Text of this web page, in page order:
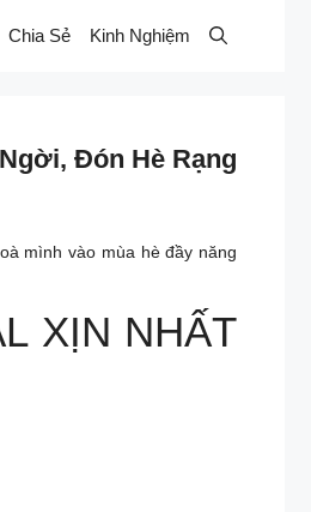
Chia Sẻ Kinh Nghiệm
Đón Hè Rạng
mình vào mùa hè đầy năng
XỊN NHẤT